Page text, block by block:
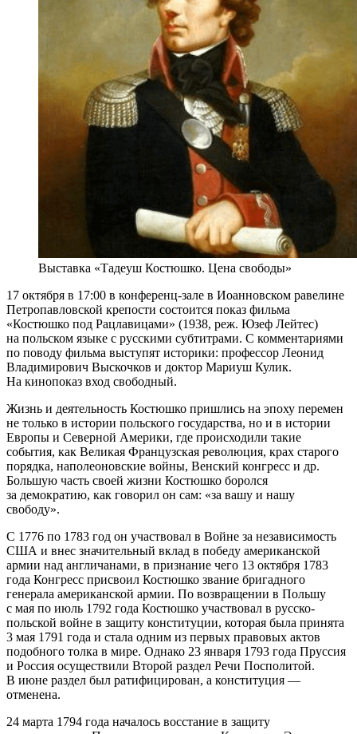
Выставка «Тадеуш Костюшко. Цена свободы»
17 октября в 17:00 в конференц-зале в Иоанновском равелине
Петропавловской крепости состоится показ фильма
«Костюшко под Рацлавицами» (1938, реж. Юзеф Лейтес)
на польском языке с русскими субтитрами. С комментариями
по поводу фильма выступят историки: профессор Леонид
Владимирович Выскочков и доктор Мариуш Кулик.
На кинопоказ вход свободный.
Жизнь и деятельность Костюшко пришлись на эпоху перемен
не только в истории польского государства, но и в истории
Европы и Северной Америки, где происходили такие
события, как Великая Французская революция, крах старого
порядка, наполеоновские войны, Венский конгресс и др.
Большую часть своей жизни Костюшко боролся
за демократию, как говорил он сам: «за вашу и нашу
свободу».
С 1776 по 1783 год он участвовал в Войне за независимость
США и внес значительный вклад в победу американской
армии над англичанами, в признание чего 13 октября 1783
года Конгресс присвоил Костюшко звание бригадного
генерала американской армии. По возвращении в Польшу
с мая по июль 1792 года Костюшко участвовал в русско-
польской войне в защиту конституции, которая была принята
3 мая 1791 года и стала одним из первых правовых актов
подобного толка в мире. Однако 23 января 1793 года Пруссия
и Россия осуществили Второй раздел Речи Посполитой.
В июне раздел был ратифицирован, а конституция —
отменена.
24 марта 1794 года началось восстание в защиту